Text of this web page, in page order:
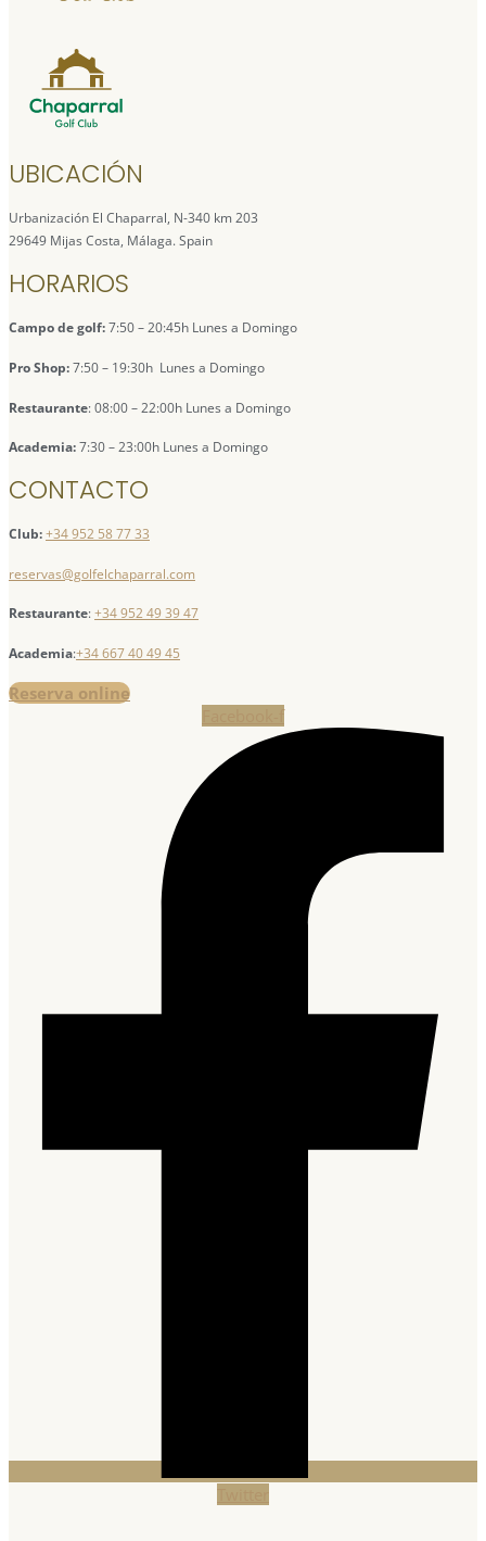
UBICACIÓN
Urbanización El Chaparral, N-340 km 203
29649 Mijas Costa, Málaga. Spain
HORARIOS
Campo de golf:7:50 – 20:45h Lunes a Domingo
Pro Shop:7:50 – 19:30h Lunes a Domingo
Restaurante: 08:00 – 22:00h Lunes a Domingo
Academia:7:30 – 23:00h Lunes a Domingo
CONTACTO
Club:+34 952 58 77 33
reservas@golfelchaparral.com
Restaurante:+34 952 49 39 47
Academia:+34 667 40 49 45
Reserva online